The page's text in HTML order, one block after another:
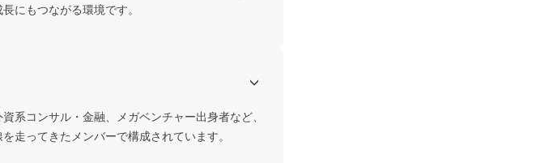
にもつながる環境です。
系コンサル・金融、メガベンチャー出身者など、
走ってきたメンバーで構成されています。